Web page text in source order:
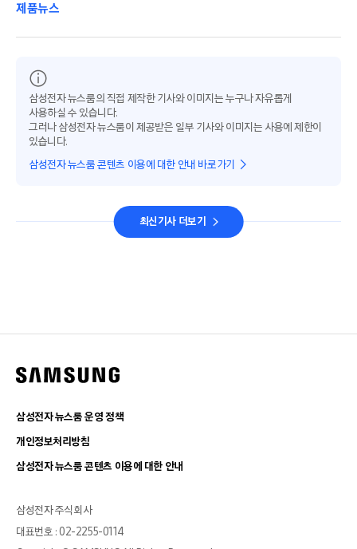
제품뉴스
삼성전자 뉴스룸의 직접 제작한 기사와 이미지는 누구나 자유롭게
사용하실 수 있습니다.
그러나 삼성전자 뉴스룸이 제공받은 일부 기사와 이미지는 사용에 제한이
있습니다.
삼성전자 뉴스룸 콘텐츠 이용에 대한 안내 바로가기
최신기사 더보기
삼성전자 뉴스룸 운영 정책
개인정보처리방침
삼성전자 뉴스룸 콘텐츠 이용에 대한 안내
삼성전자 주식회사
대표번호 : 02-2255-0114